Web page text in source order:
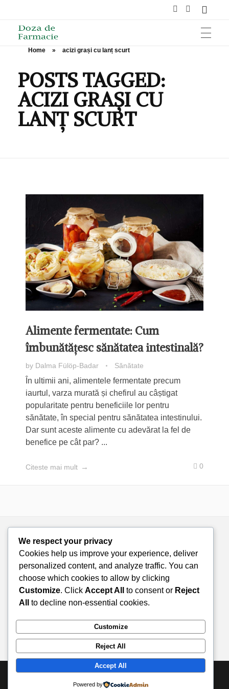
SĂNĂTATE
Home » acizi grași cu lanț scurt
POSTS TAGGED:
ACIZI GRAȘI CU
LANȚ SCURT
Alimente fermentate: Cum
îmbunătățesc sănătatea intestinală?
by Dalma Fülöp-Badar Sănătate
În ultimii ani, alimentele fermentate precum
iaurtul, varza murată și chefirul au câștigat
popularitate pentru beneficiile lor pentru
sănătate, în special pentru sănătatea intestinului.
Dar sunt aceste alimente cu adevărat la fel de
benefice pe cât par? ...
Citeste mai mult 0
© 2026 Doza de Farmacie. All rights reserved.
We respect your privacy
Cookies help us improve your experience, deliver
personalized content, and analyze traffic. You can
choose which cookies to allow by clicking
Customize. Click Accept All to consent or Reject
All
to decline non-essential cookies.
Customize
Reject All
Accept All
Powered by